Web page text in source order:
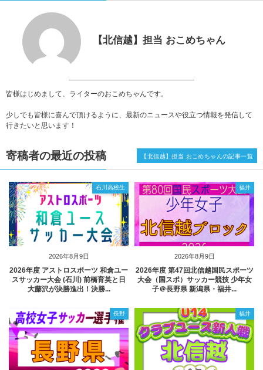
【北信越】担当 おこめちゃん
皆様はじめまして、ライターのおこめちゃんです。
少しでも皆様に喜んで頂けるように、最新のニュースや役立つ情報を発信して
行きたいと思います！
寄稿者の最近の投稿
2026年8月9日
石川高校生
2026年度 アストロスポーツ 和倉ユー
スサッカー大会 (石川) 前橋育英と日
大藤沢が決勝進出！決勝...
2026年8月9日
福井
2026年度 第47回北信越国民スポーツ
大会（国スポ）サッカー競技 少年女
子＠長野県 新潟県・福井...
長野 福井
【北信越】担当 おこめちゃんの記事一覧